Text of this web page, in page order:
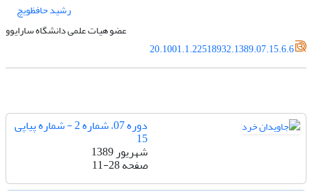
رشید حافظویچ
عضو هیات علمی دانشگاه سارایوو
20.1001.1.22518932.1389.07.15.6.6
دوره 07، شماره 2 - شماره پیاپی
15
شهریور 1389
صفحه11-28